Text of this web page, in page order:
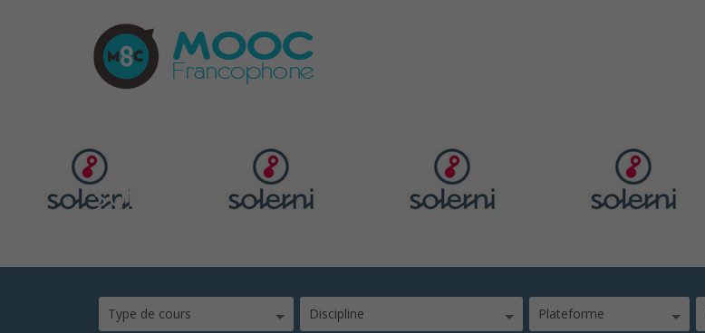
solerni
Type de cours Discipline Plateforme